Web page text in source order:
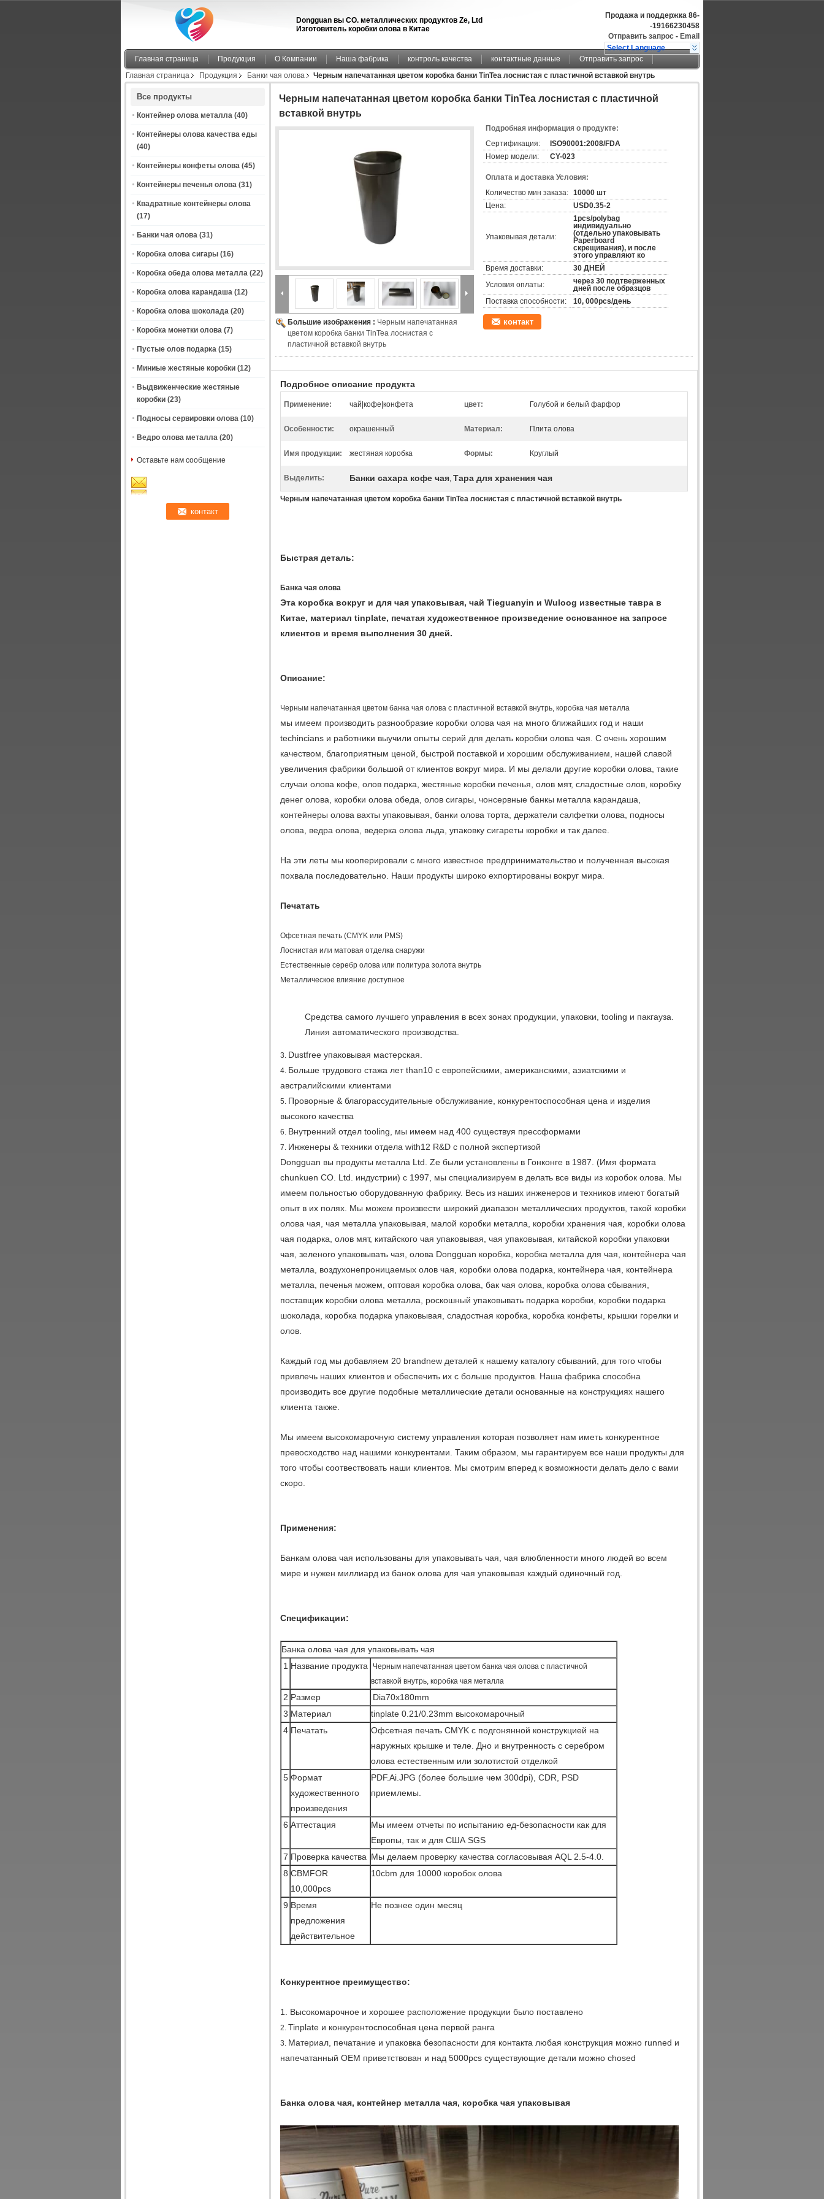
Dongguan вы CO. металлических продуктов Ze, Ltd
Изготовитель коробки олова в Китае
Продажа и поддержка 86-
-19166230458
Отправить запрос - Email
Select Language
Главная страница
Продукция О Компании Наша фабрика контроль качества контактные данные
Отправить запрос
Главная страница
Продукция Банки чая олова Черным напечатанная цветом коробка банки TinTea лоснистая с пластичной вставкой внутрь
Все продукты
Контейнер олова металла (40)
Контейнеры олова качества еды
(40)
Контейнеры конфеты олова (45)
Контейнеры печенья олова (31)
Квадратные контейнеры олова
(17)
Банки чая олова (31)
Коробка олова сигары (16)
Коробка обеда олова металла (22)
Коробка олова карандаша (12)
Коробка олова шоколада (20)
Коробка монетки олова (7)
Пустые олов подарка (15)
Миниые жестяные коробки (12)
Выдвиженческие жестяные
коробки (23)
Подносы сервировки олова (10)
Ведро олова металла (20)
Оставьте нам сообщение
Черным напечатанная цветом коробка банки TinTea лоснистая с пластичной
вставкой внутрь
Большие изображения : Черным напечатанная
цветом коробка банки TinTea лоснистая с
пластичной вставкой внутрь
Подробная информация о продукте:
Сертификация:
ISO90001:2008/FDA
Номер модели:
CY-023
Оплата и доставка Условия:
Количество мин заказа: 10000 шт
Цена:
USD0.35-2
Упаковывая детали:
1pcs/polybag
индивидуально
(отдельно упаковывать
Paperboard
скрещивания), и после
этого управляют ко
Время доставки:
30 ДНЕЙ
Условия оплаты:
через 30 подтверженных
дней после образцов
Поставка способности:
10, 000pcs/день
контакт
Подробное описание продукта
Применение: чай|кофе|конфета цвет: Голубой и белый фарфор
Особенности: окрашенный Материал: Плита олова
Имя продукции: жестяная коробка Формы: Круглый
Выделить: Банки сахара кофе чая, Тара для хранения чая
Черным напечатанная цветом коробка банки TinTea лоснистая с пластичной вставкой внутрь
Быстрая деталь:
Банка чая олова
Эта коробка вокруг и для чая упаковывая, чай Tieguanyin и Wuloog известные тавра в
Китае, материал tinplate, печатая художественное произведение основанное на запросе
клиентов и время выполнения 30 дней.
Описание:
Черным напечатанная цветом банка чая олова с пластичной вставкой внутрь, коробка чая металла
мы имеем производить разнообразие коробки олова чая на много ближайших год и наши
techincians и работники выучили опыты серий для делать коробки олова чая. С очень хорошим
качеством, благоприятным ценой, быстрой поставкой и хорошим обслуживанием, нашей славой
увеличения фабрики большой от клиентов вокруг мира. И мы делали другие коробки олова, такие
случаи олова кофе, олов подарка, жестяные коробки печенья, олов мят, сладостные олов, коробку
денег олова, коробки олова обеда, олов сигары, чонсервные банкы металла карандаша,
контейнеры олова вахты упаковывая, банки олова торта, держатели салфетки олова, подносы
олова, ведра олова, ведерка олова льда, упаковку сигареты коробки и так далее.
На эти леты мы кооперировали с много известное предпринимательство и полученная высокая
похвала последовательно. Наши продукты широко ехпортированы вокруг мира.
Печатать
Офсетная печать (CMYK или PMS)
Лоснистая или матовая отделка снаружи
Естественные серебр олова или политура золота внутрь
Металлическое влияние доступное
Средства самого лучшего управления в всех зонах продукции, упаковки, tooling и пакгауза.
Линия автоматического производства.
3. Dustfree упаковывая мастерская.
4. Больше трудового стажа лет than10 с европейскими, американскими, азиатскими и
австралийскими клиентами
5. Проворные & благорассудительные обслуживание, конкурентоспособная цена и изделия
высокого качества
6. Внутренний отдел tooling, мы имеем над 400 существуя прессформами
7. Инженеры & техники отдела with12 R&D с полной экспертизой
Dongguan вы продукты металла Ltd. Ze были установлены в Гонконге в 1987. (Имя формата
chunkuen CO. Ltd. индустрии) с 1997, мы специализируем в делать все виды из коробок олова. Мы
имеем польностью оборудованную фабрику. Весь из наших инженеров и техников имеют богатый
опыт в их полях. Мы можем произвести широкий диапазон металлических продуктов, такой коробки
олова чая, чая металла упаковывая, малой коробки металла, коробки хранения чая, коробки олова
чая подарка, олов мят, китайского чая упаковывая, чая упаковывая, китайской коробки упаковки
чая, зеленого упаковывать чая, олова Dongguan коробка, коробка металла для чая, контейнера чая
металла, воздухонепроницаемых олов чая, коробки олова подарка, контейнера чая, контейнера
металла, печенья можем, оптовая коробка олова, бак чая олова, коробка олова сбывания,
поставщик коробки олова металла, роскошный упаковывать подарка коробки, коробки подарка
шоколада, коробка подарка упаковывая, сладостная коробка, коробка конфеты, крышки горелки и
олов.
Каждый год мы добавляем 20 brandnew деталей к нашему каталогу сбываний, для того чтобы
привлечь наших клиентов и обеспечить их с больше продуктов. Наша фабрика способна
производить все другие подобные металлические детали основанные на конструкциях нашего
клиента также.
Мы имеем высокомарочную систему управления которая позволяет нам иметь конкурентное
превосходство над нашими конкурентами. Таким образом, мы гарантируем все наши продукты для
того чтобы соотвествовать наши клиентов. Мы смотрим вперед к возможности делать дело с вами
скоро.
Применения:
Банкам олова чая использованы для упаковывать чая, чая влюбленности много людей во всем
мире и нужен миллиард из банок олова для чая упаковывая каждый одиночный год.
Спецификации:
Банка олова чая для упаковывать чая
1 Название продукта
Черным напечатанная цветом банка чая олова с пластичной
вставкой внутрь, коробка чая металла
2 Размер
Dia70x180mm
3 Материал
tinplate 0.21/0.23mm высокомарочный
4 Печатать
Офсетная печать CMYK с подгонянной конструкцией на
наружных крышке и теле. Дно и внутренность с серебром
олова естественным или золотистой отделкой
5 Формат
художественного
произведения
PDF.Ai.JPG (более большие чем 300dpi), CDR, PSD
приемлемы.
6 Аттестация
Мы имеем отчеты по испытанию ед-безопасности как для
Европы, так и для США SGS
7 Проверка качества Мы делаем проверку качества согласовывая AQL 2.5-4.0.
8 CBMFOR
10,000pcs
10cbm для 10000 коробок олова
9 Время
предложения
действительное
Не познее один месяц
Конкурентное преимущество:
1. Высокомарочное и хорошее расположение продукции было поставлено
2. Tinplate и конкурентоспособная цена первой ранга
3. Материал, печатание и упаковка безопасности для контакта любая конструкция можно runned и
напечатанный OEM приветствован и над 5000pcs существующие детали можно chosed
Банка олова чая, контейнер металла чая, коробка чая упаковывая